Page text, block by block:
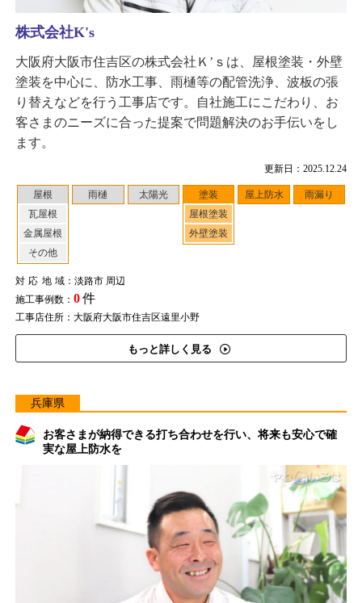
更新日：2025.12.24
屋根
瓦屋根
金属屋根
その他
雨樋 太陽光
塗装
屋根塗装
外壁塗装
屋上防水 雨漏り
対応地域：淡路市 周辺
施工事例数： 0件
工事店住所：大阪府大阪市住吉区遠里小野
もっと詳しく見る
株式会社K's
大阪府大阪市住吉区の株式会社Ｋ’ｓは、屋根塗装・外壁
塗装を中心に、防水工事、雨樋等の配管洗浄、波板の張
り替えなどを行う工事店です。自社施工にこだわり、お
客さまのニーズに合った提案で問題解決のお手伝いをし
ます。
兵庫県
お客さまが納得できる打ち合わせを行い、将来も安心で確
実な屋上防水を